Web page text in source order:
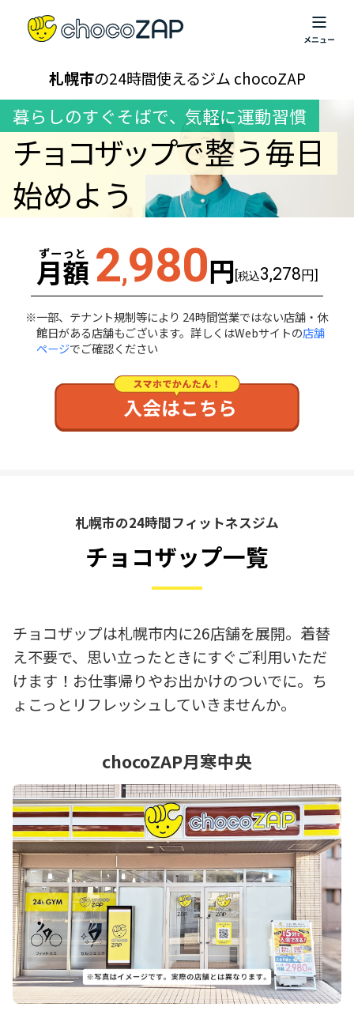
札幌市の24時間使えるジム chocoZAP
暮らしのすぐそばで、 気軽に運動習慣
チョコザップで整う毎日
始めよう
ずーっと
月額 2,980円[税込3,278円]
一部、テナント規制等により 24時間営業ではない店舗・休
館日がある店舗もございます。詳しくはWebサイトの店舗
ページでご確認ください
札幌市の24時間フィットネスジム
チョコザップ一覧
チョコザップは札幌市内に26店舗を展開。着替
え不要で、思い立ったときにすぐご利用いただ
けます！お仕事帰りやお出かけのついでに。ち
ょこっとリフレッシュしていきませんか。
chocoZAP月寒中央